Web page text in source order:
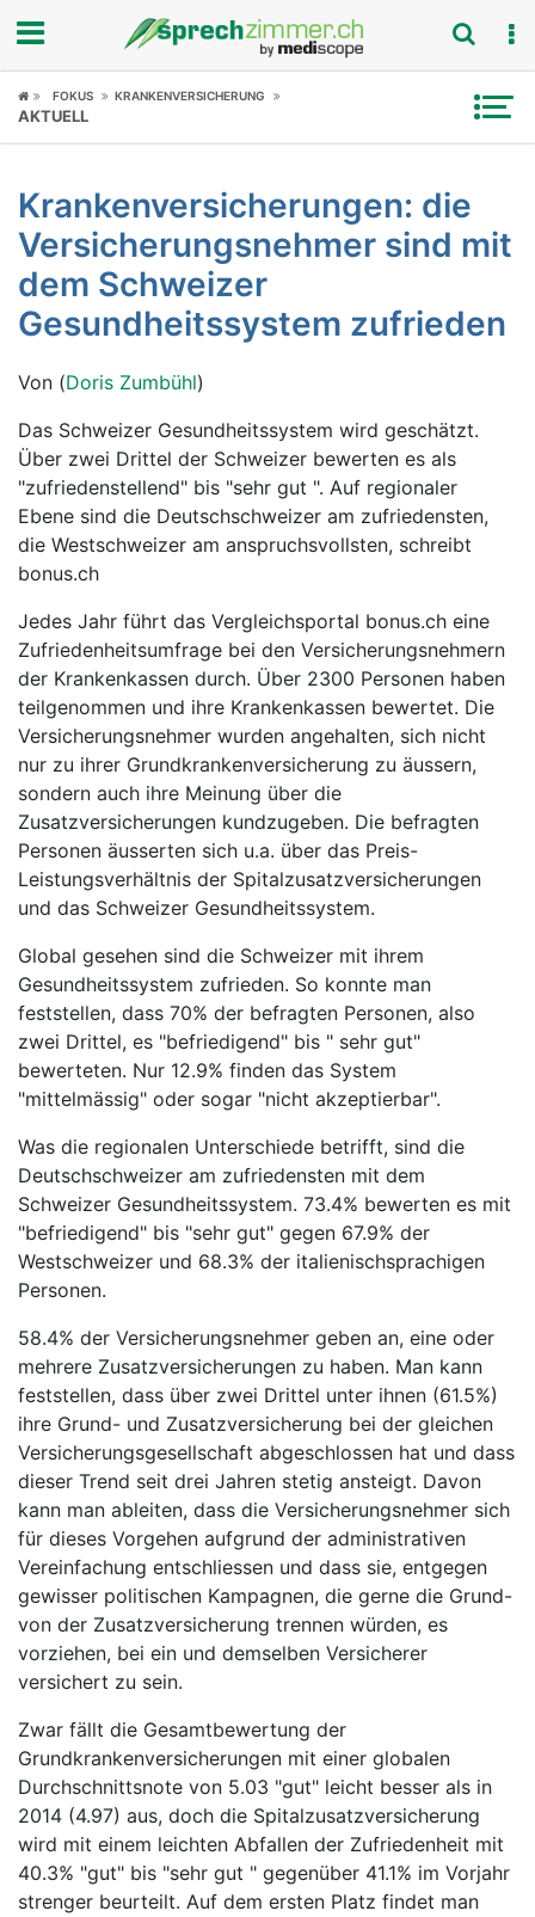
Fokus
Symptome
Untersuchungen
News
Ratgeber
Rubriken
FOKUS KRANKENVERSICHERUNG
AKTUELL
Krankenversicherungen: die
Versicherungsnehmer sind mit
dem Schweizer
Gesundheitssystem zufrieden
Von (Doris Zumbühl)
Das Schweizer Gesundheitssystem wird geschätzt.
Über zwei Drittel der Schweizer bewerten es als
"zufriedenstellend" bis "sehr gut ". Auf regionaler
Ebene sind die Deutschschweizer am zufriedensten,
die Westschweizer am anspruchsvollsten, schreibt
bonus.ch
Jedes Jahr führt das Vergleichsportal bonus.ch eine
Zufriedenheitsumfrage bei den Versicherungsnehmern
der Krankenkassen durch. Über 2300 Personen haben
teilgenommen und ihre Krankenkassen bewertet. Die
Versicherungsnehmer wurden angehalten, sich nicht
nur zu ihrer Grundkrankenversicherung zu äussern,
sondern auch ihre Meinung über die
Zusatzversicherungen kundzugeben. Die befragten
Personen äusserten sich u.a. über das Preis-
Leistungsverhältnis der Spitalzusatzversicherungen
und das Schweizer Gesundheitssystem.
Global gesehen sind die Schweizer mit ihrem
Gesundheitssystem zufrieden. So konnte man
feststellen, dass 70% der befragten Personen, also
zwei Drittel, es "befriedigend" bis " sehr gut"
bewerteten. Nur 12.9% finden das System
"mittelmässig" oder sogar "nicht akzeptierbar".
Was die regionalen Unterschiede betrifft, sind die
Deutschschweizer am zufriedensten mit dem
Schweizer Gesundheitssystem. 73.4% bewerten es mit
"befriedigend" bis "sehr gut" gegen 67.9% der
Westschweizer und 68.3% der italienischsprachigen
Personen.
58.4% der Versicherungsnehmer geben an, eine oder
mehrere Zusatzversicherungen zu haben. Man kann
feststellen, dass über zwei Drittel unter ihnen (61.5%)
ihre Grund- und Zusatzversicherung bei der gleichen
Versicherungsgesellschaft abgeschlossen hat und dass
dieser Trend seit drei Jahren stetig ansteigt. Davon
kann man ableiten, dass die Versicherungsnehmer sich
für dieses Vorgehen aufgrund der administrativen
Vereinfachung entschliessen und dass sie, entgegen
gewisser politischen Kampagnen, die gerne die Grund-
von der Zusatzversicherung trennen würden, es
vorziehen, bei ein und demselben Versicherer
versichert zu sein.
Zwar fällt die Gesamtbewertung der
Grundkrankenversicherungen mit einer globalen
Durchschnittsnote von 5.03 "gut" leicht besser als in
2014 (4.97) aus, doch die Spitalzusatzversicherung
wird mit einem leichten Abfallen der Zufriedenheit mit
40.3% "gut" bis "sehr gut " gegenüber 41.1% im Vorjahr
strenger beurteilt. Auf dem ersten Platz findet man